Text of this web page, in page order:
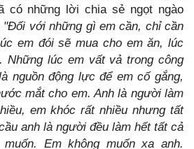
có những lời chia sẻ ngọt ngào
"Đối với những gì em cần, chỉ cần
em đói sẽ mua cho em ăn, lúc
Những lúc em vất vả trong công
nguồn động lực để em cố gắng,
mắt cho em. Anh là người làm
em khóc rất nhiều nhưng tất
anh là người đều làm hết tất cả
Em không muốn xa anh.